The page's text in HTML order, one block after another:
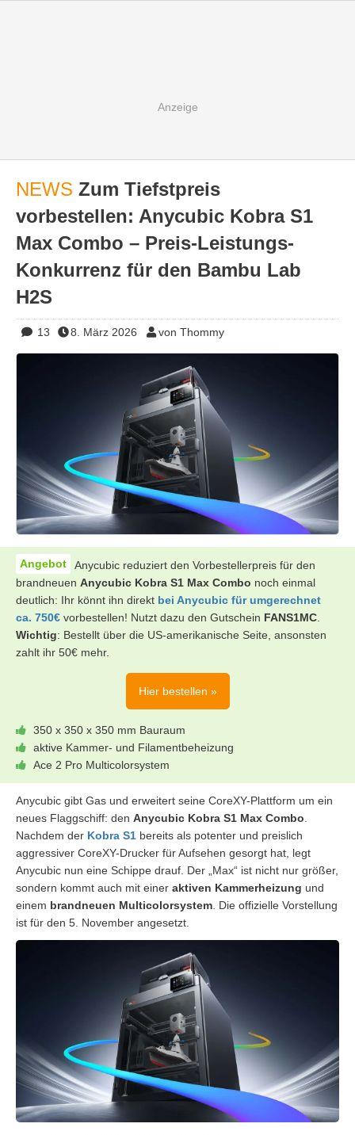
NEWS Zum Tiefstpreis
vorbestellen: Anycubic Kobra S1
Max Combo – Preis-Leistungs-
Konkurrenz für den Bambu Lab
H2S
13 8. März 2026 von Thommy
Anycubic reduziert den Vorbestellerpreis für den
brandneuen Anycubic Kobra S1 Max Combo noch einmal
deutlich: Ihr könnt ihn direkt bei Anycubic für umgerechnet
ca. 750€ vorbestellen! Nutzt dazu den Gutschein FANS1MC.
Wichtig: Bestellt über die US-amerikanische Seite, ansonsten
zahlt ihr 50€ mehr.
Hier bestellen »
350 x 350 x 350 mm Bauraum
aktive Kammer- und Filamentbeheizung
Ace 2 Pro Multicolorsystem
Anycubic gibt Gas und erweitert seine CoreXY-Plattform um ein
neues Flaggschiff: den Anycubic Kobra S1 Max Combo.
Nachdem der Kobra S1 bereits als potenter und preislich
aggressiver CoreXY-Drucker für Aufsehen gesorgt hat, legt
Anycubic nun eine Schippe drauf. Der „Max“ ist nicht nur größer,
sondern kommt auch mit einer aktiven Kammerheizung und
einem brandneuen Multicolorsystem. Die offizielle Vorstellung
ist für den 5. November angesetzt.